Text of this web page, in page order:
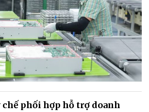
chế phối hợp hỗ trợ doanh